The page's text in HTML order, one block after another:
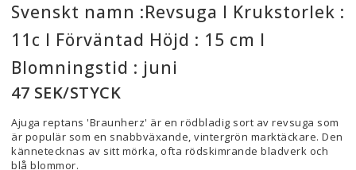
Svenskt namn :Revsuga I Krukstorlek :
11c I Förväntad Höjd : 15 cm I
Blomningstid : juni
47 SEK/STYCK
Ajuga reptans 'Braunherz' är en rödbladig sort av revsuga som
är populär som en snabbväxande, vintergrön marktäckare. Den
kännetecknas av sitt mörka, ofta rödskimrande bladverk och
blå blommor.